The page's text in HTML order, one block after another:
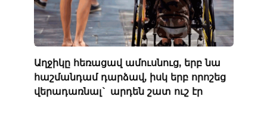
Աղջիկը հեռացավ ամուսնուց, երբ նա
հաշմանդամ դարձավ, իսկ երբ որոշեց
վերադառնալ` արդեն շատ ուշ էր